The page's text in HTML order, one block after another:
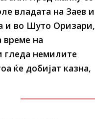
владата на Заев и
и во Шуто Оризари,
време на
немилите
ќе добијат казна,